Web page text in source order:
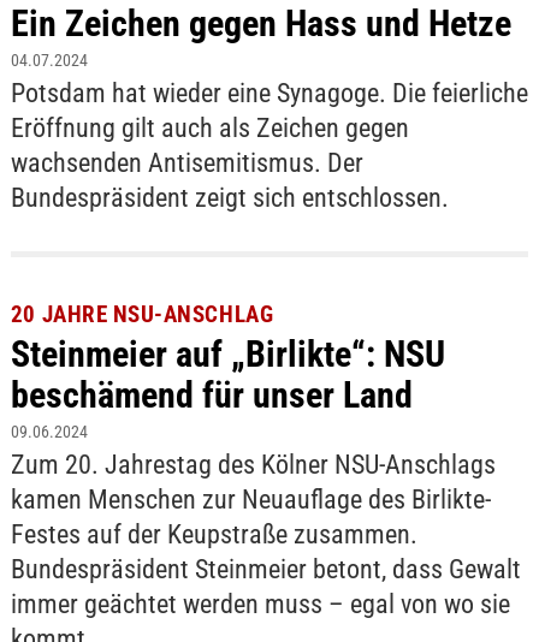
Ein Zeichen gegen Hass und Hetze
04.07.2024
Potsdam hat wieder eine Synagoge. Die feierliche
Eröffnung gilt auch als Zeichen gegen
wachsenden Antisemitismus. Der
Bundespräsident zeigt sich entschlossen.
20 JAHRE NSU-ANSCHLAG
Steinmeier auf „Birlikte“: NSU
beschämend für unser Land
09.06.2024
Zum 20. Jahrestag des Kölner NSU-Anschlags
kamen Menschen zur Neuauflage des Birlikte-
Festes auf der Keupstraße zusammen.
Bundespräsident Steinmeier betont, dass Gewalt
immer geächtet werden muss – egal von wo sie